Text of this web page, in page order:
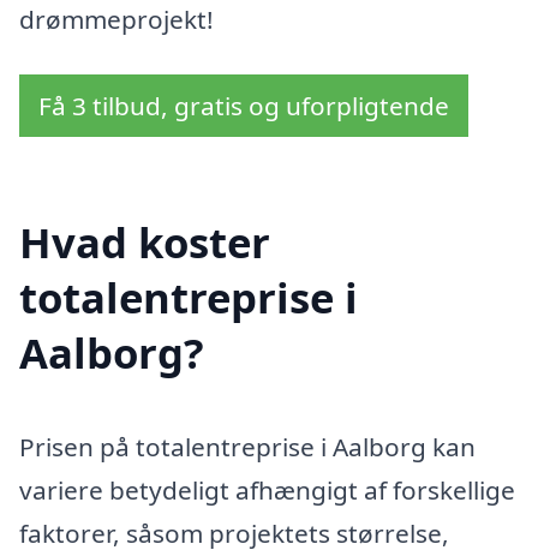
drømmeprojekt!
Få 3 tilbud, gratis og uforpligtende
Hvad koster
totalentreprise i
Aalborg?
Prisen på totalentreprise i Aalborg kan
variere betydeligt afhængigt af forskellige
faktorer, såsom projektets størrelse,